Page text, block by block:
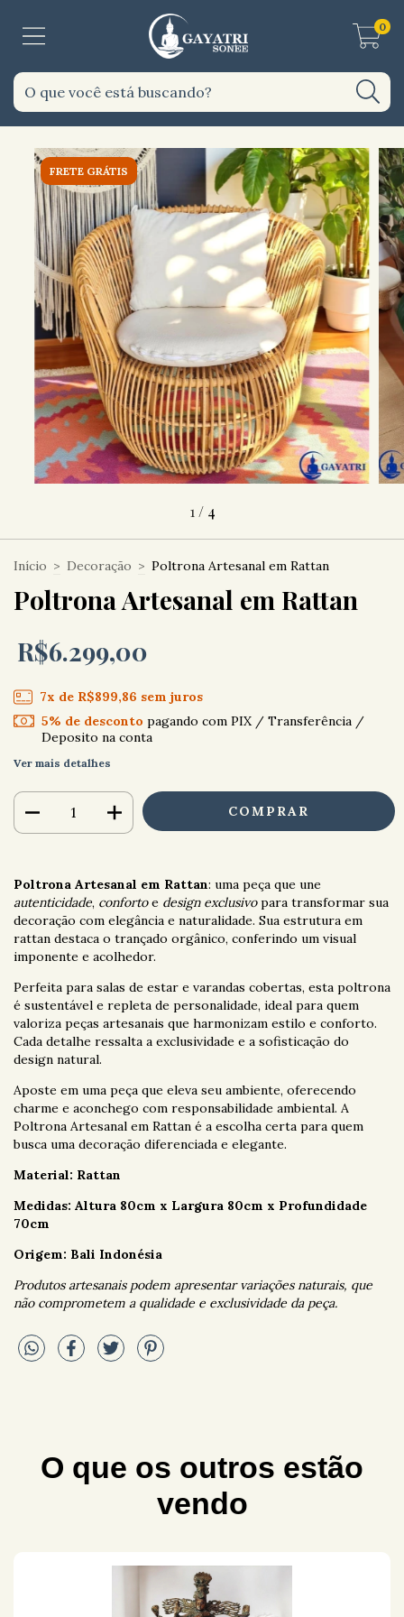
0
FRETE GRÁTIS
1 / 4
Início > Decoração > Poltrona Artesanal em Rattan
Poltrona Artesanal em Rattan
R$6.299,00
7x de R$899,86 sem juros
5% de desconto pagando com PIX / Transferência /
Deposito na conta
Ver mais detalhes
Poltrona Artesanal em Rattan: uma peça que une
autenticidade, confortoe design exclusivopara transformar sua
decoração com elegância e naturalidade. Sua estrutura em
rattan destaca o trançado orgânico, conferindo um visual
imponente e acolhedor.
Perfeita para salas de estar e varandas cobertas, esta poltrona
é sustentável e repleta de personalidade, ideal para quem
valoriza peças artesanais que harmonizam estilo e conforto.
Cada detalhe ressalta a exclusividade e a sofisticação do
design natural.
Aposte em uma peça que eleva seu ambiente, oferecendo
charme e aconchego com responsabilidade ambiental. A
Poltrona Artesanal em Rattan é a escolha certa para quem
busca uma decoração diferenciada e elegante.
Material: Rattan
Medidas: Altura 80cm x Largura 80cm x Profundidade
70cm
Origem: Bali Indonésia
Produtos artesanais podem apresentar variações naturais, que
não comprometem a qualidade e exclusividade da peça.
O que os outros estão
vendo